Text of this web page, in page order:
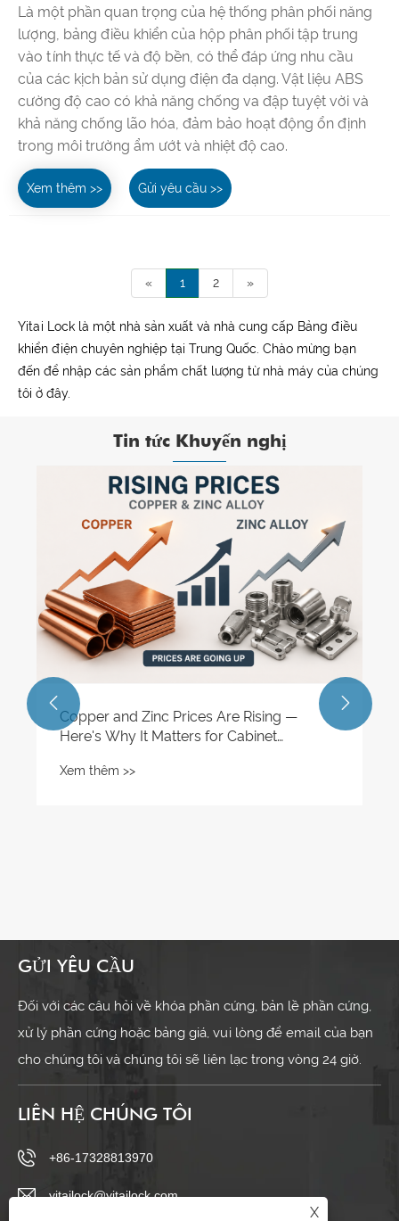
Là một phần quan trọng của hệ thống phân phối năng
lượng, bảng điều khiển của hộp phân phối tập trung
vào tính thực tế và độ bền, có thể đáp ứng nhu cầu
của các kịch bản sử dụng điện đa dạng. Vật liệu ABS
cường độ cao có khả năng chống va đập tuyệt vời và
khả năng chống lão hóa, đảm bảo hoạt động ổn định
trong môi trường ẩm ướt và nhiệt độ cao.
Xem thêm >> Gửi yêu cầu >>
« 1 2 »
Yitai Lock là một nhà sản xuất và nhà cung cấp Bảng điều
khiển điện chuyên nghiệp tại Trung Quốc. Chào mừng bạn
đến để nhập các sản phẩm chất lượng từ nhà máy của chúng
tôi ở đây.
Tin tức Khuyến nghị
Copper and Zinc Prices Are Rising —
Here's Why It Matters for Cabinet
Xem thêm >>
 
GỬI YÊU CẦU
Đối với các câu hỏi về khóa phần cứng, bản lề phần cứng,
xử lý phần cứng hoặc bảng giá, vui lòng để email của bạn
cho chúng tôi và chúng tôi sẽ liên lạc trong vòng 24 giờ.
LIÊN HỆ CHÚNG TÔI
+86-17328813970
yitailock@yitailock.com
X